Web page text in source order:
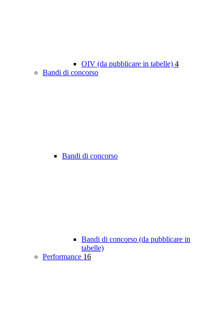
OIV (da pubblicare in tabelle) 4
Bandi di concorso
Bandi di concorso
Bandi di concorso (da pubblicare in
tabelle)
Performance 16